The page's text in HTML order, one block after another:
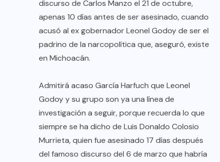
discurso de Carlos Manzo el 21 de octubre,
apenas 10 días antes de ser asesinado, cuando
acusó al ex gobernador Leonel Godoy de ser el
padrino de la narcopolítica que, aseguró, existe
en Michoacán.
Admitirá acaso García Harfuch que Leonel
Godoy y su grupo son ya una línea de
investigación a seguir, porque recuerda lo que
siempre se ha dicho de Luis Donaldo Colosio
Murrieta, quien fue asesinado 17 días después
del famoso discurso del 6 de marzo que habría